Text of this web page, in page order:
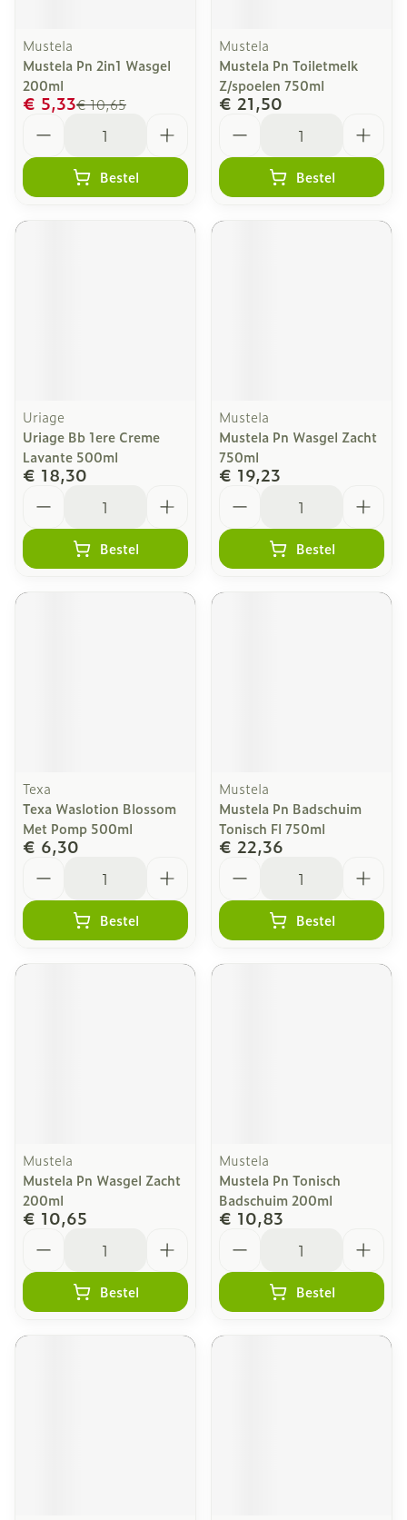
Mustela
Mustela Pn 2in1 Wasgel
200ml
€ 10,65
€ 5,33
Bestel
Mustela
Mustela Pn Toiletmelk
Z/spoelen 750ml
€ 21,50
Bestel
Uriage
Uriage Bb 1ere Creme
Lavante 500ml
€ 18,30
Bestel
Mustela
Mustela Pn Wasgel Zacht
750ml
€ 19,23
Bestel
Texa
Texa Waslotion Blossom
Met Pomp 500ml
€ 6,30
Bestel
Mustela
Mustela Pn Badschuim
Tonisch Fl 750ml
€ 22,36
Bestel
Mustela
Mustela Pn Wasgel Zacht
200ml
€ 10,65
Bestel
Mustela
Mustela Pn Tonisch
Badschuim 200ml
€ 10,83
Bestel